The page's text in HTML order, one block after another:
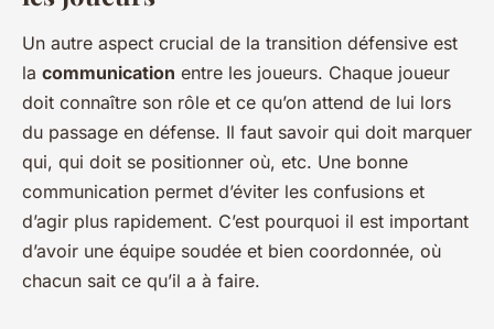
Un autre aspect crucial de la transition défensive est
la communication entre les joueurs. Chaque joueur
doit connaître son rôle et ce qu’on attend de lui lors
du passage en défense. Il faut savoir qui doit marquer
qui, qui doit se positionner où, etc. Une bonne
communication permet d’éviter les confusions et
d’agir plus rapidement. C’est pourquoi il est important
d’avoir une équipe soudée et bien coordonnée, où
chacun sait ce qu’il a à faire.